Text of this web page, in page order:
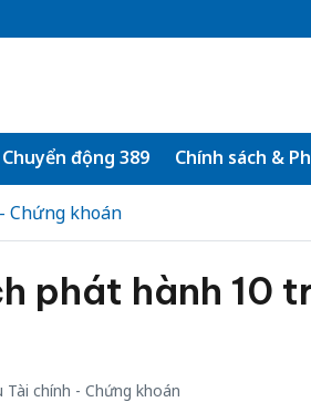
Chuyển động 389 Chính sách &
Chứng khoán
phát hành 10
Tài chính - Chứng khoán